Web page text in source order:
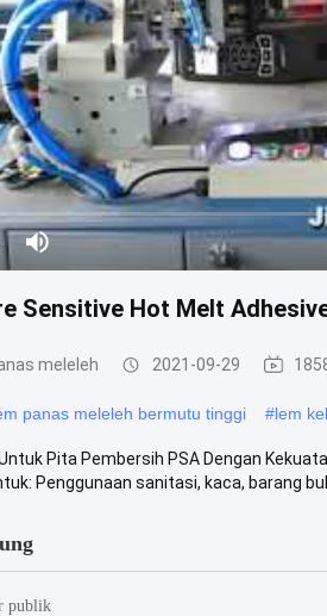
Sensitive Hot Melt
meleleh 2021-09-29
panas meleleh bermutu tinggi #lem
Pita Pembersih PSA Dengan
Penggunaan sanitasi, kaca, barang
publik